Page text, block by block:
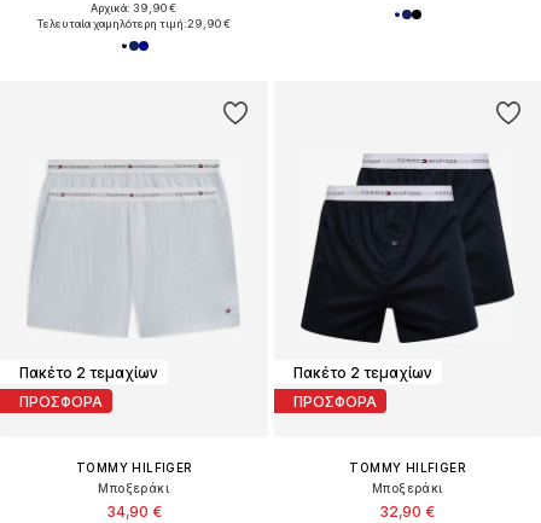
Αρχικά: 39,90 €
Τελευταία χαμηλότερη τιμή:29,90 €
Πακέτο 2 τεμαχίων
ΠΡΟΣΦΟΡΑ
TOMMY HILFIGER
Μποξεράκι
34,90 €
Πακέτο 2 τεμαχίων
ΠΡΟΣΦΟΡΑ
TOMMY HILFIGER
Μποξεράκι
32,90 €